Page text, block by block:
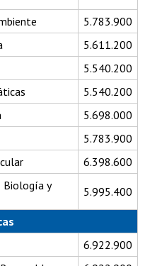
5.783.900
5.611.200
5.540.200
5.540.200
5.698.000
5.783.900
6.398.600
Biología y
5.995.400
6.922.900